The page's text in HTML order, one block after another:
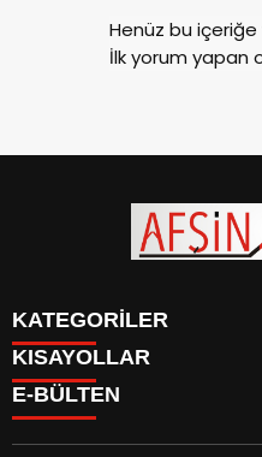
Henüz bu içeriğe
İlk yorum yapan
KATEGORİLER
SİYASET
EĞİTİM
KISAYOLLAR
SİYASET
EĞİTİM
E-BÜLTEN